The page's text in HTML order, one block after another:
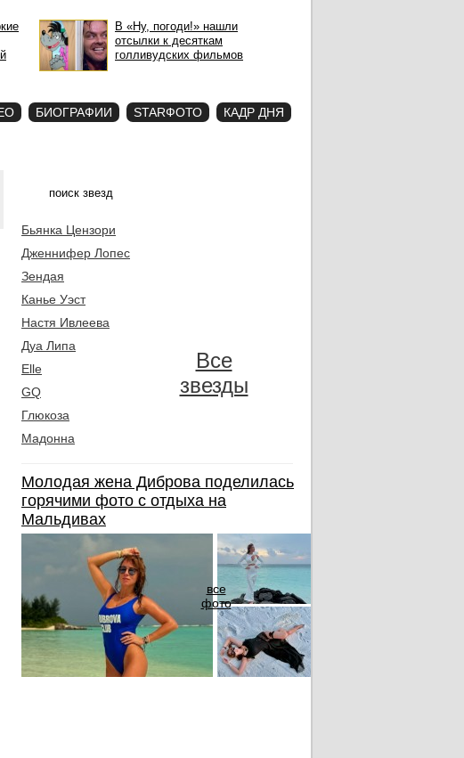
В «Ну, погоди!» нашли
отсылки к десяткам
голливудских фильмов
БИОГРАФИИ STARФОТО КАДР ДНЯ
Бьянка Цензори
Дженнифер Лопес
Зендая
Канье Уэст
Настя Ивлеева
Дуа Липа
Elle
GQ
Глюкоза
Мадонна
Все
звезды
Молодая жена Диброва поделилась
горячими фото с отдыха на
Мальдивах
все
фото